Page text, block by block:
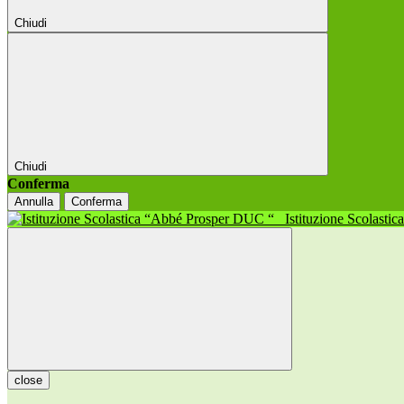
Chiudi
Chiudi
Conferma
Annulla Conferma
Istituzione
close